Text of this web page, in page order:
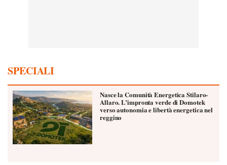
SPECIALI
Nasce la Comunità Energetica Stilaro-
Allaro. L’impronta verde di Domotek
verso autonomia e libertà energetica nel
reggino